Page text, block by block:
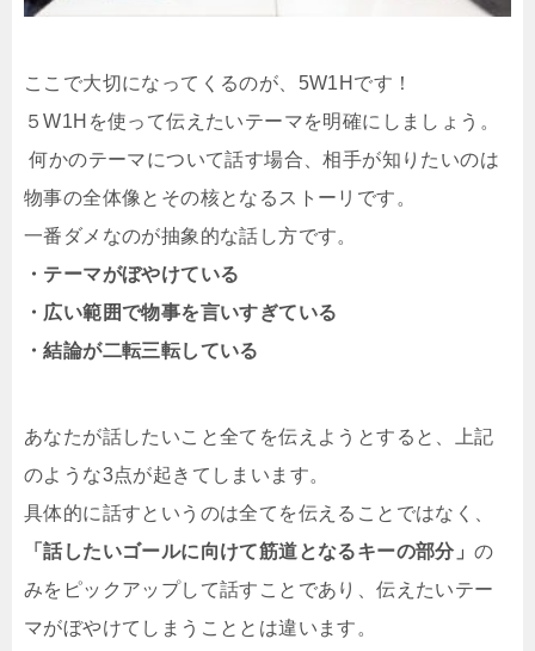
ここで大切になってくるのが、 5W1H です！
５W1H を使って伝えたいテーマを明確にしましょう。
何かのテーマについて話す場合、相手が知りたいのは
物事の全体像とその核となるストーリです。
一番ダメなのが抽象的な話し方です。
・テーマがぼやけている
・広い範囲で物事を言いすぎている
・結論が二転三転している
あなたが話したいこと全てを伝えようとすると、上記
のような3点が起きてしまいます。
具体的に話すというのは全てを伝えることではなく、
「話したいゴールに向けて筋道となるキーの部分」の
みをピックアップして話すことであり、伝えたいテー
マがぼやけてしまうこととは違います。